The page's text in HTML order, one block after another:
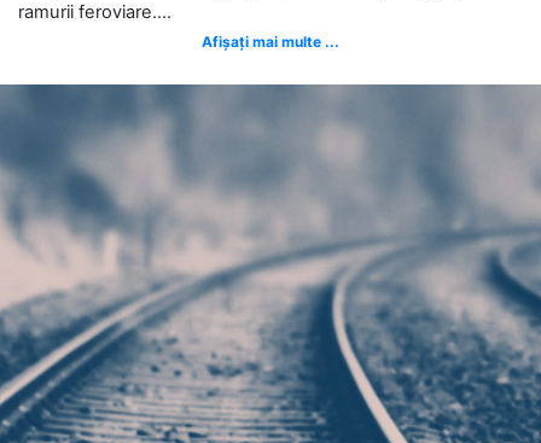
ramurii feroviare....
Afișați mai multe ...